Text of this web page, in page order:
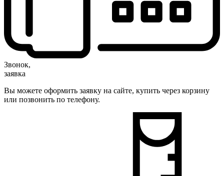
Звонок,
заявка
Вы можете оформить заявку на сайте, купить через корзину
или позвонить по телефону.